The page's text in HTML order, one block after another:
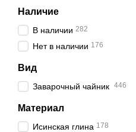
Наличие
В наличии 282
Нет в наличии 176
Вид
Заварочный чайник 446
Материал
Исинская глина 178